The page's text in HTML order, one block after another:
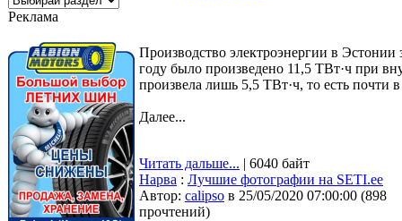
Реклама
Производство электроэнергии в Эстонии
году было произведено 11,5 ТВт·ч при
произвела лишь 5,5 ТВт·ч, то есть почти
Далее...
Читать дальше... | 6040 байт
Нарва : Лучшие фотографии на SETI.ee
Автор: calipso в 25/05/2020 07:00:00 (898
прочтений)